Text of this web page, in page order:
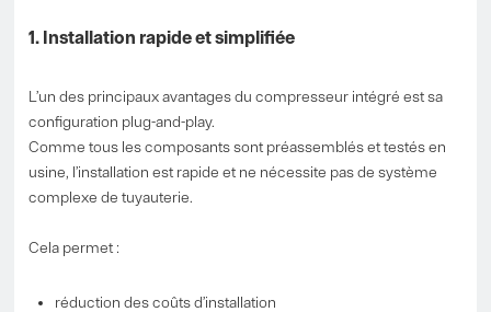
1. Installation rapide et simplifiée
L’un des principaux avantages du compresseur intégré est sa
configuration plug-and-play.
Comme tous les composants sont préassemblés et testés en
usine, l’installation est rapide et ne nécessite pas de système
complexe de tuyauterie.
Cela permet :
réduction des coûts d’installation